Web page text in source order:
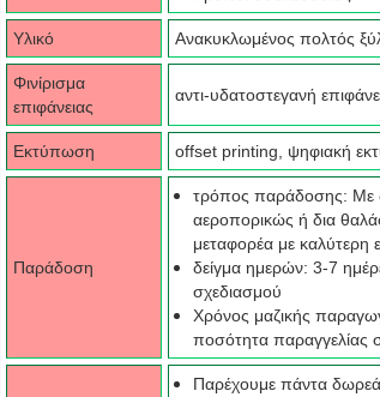
Υλικό Ανακυκλωμένος πολτός
Φινίρισμα
επιφάνειας
αντι-υδατοστεγανή
Εκτύπωση offset printing, ψηφιακή
Παράδοση
τρόπος παράδοσης: Με
αεροπορικώς ή δια
μεταφορέα με καλύτερη
δείγμα ημερών: 3-7
σχεδιασμού
Χρόνος μαζικής
ποσότητα παραγγελίας
Παρέχουμε πάντα